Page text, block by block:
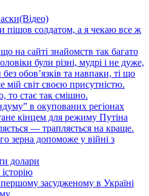
пішов солдатом, а я чекаю все ж
на сайті знайомств так багато
були різні, мудрі і не дуже,
без обов’язків та навпаки, ті що
мій світ своєю присутністю.
то стає так смішно.
в окупованих регіонах
кінцем для режиму Путіна
— трапляється на краще.
зерна допоможе у війні з
долари
засудженому в Україні